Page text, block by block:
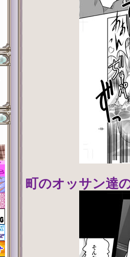
町のオッサン達